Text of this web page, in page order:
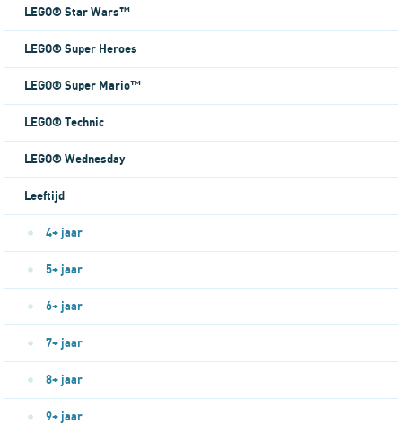
LEGO® Star Wars™
LEGO® Super Heroes
LEGO® Super Mario™
LEGO® Technic
LEGO® Wednesday
Leeftijd
4+ jaar
5+ jaar
6+ jaar
7+ jaar
8+ jaar
9+ jaar